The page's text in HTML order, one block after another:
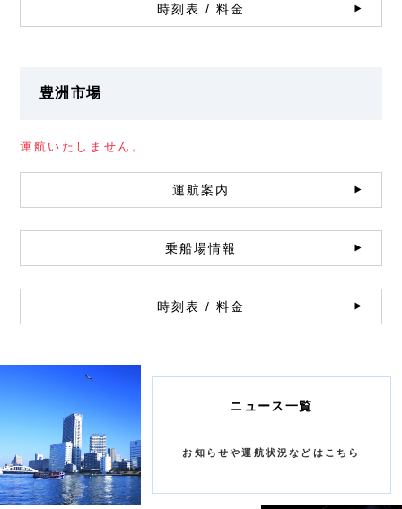
時刻表 / 料金
豊洲市場
運航いたしません。
運航案内
乗船場情報
時刻表 / 料金
ニュース一覧
お知らせや運航状況などはこちら